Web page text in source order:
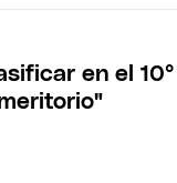
en el 10°